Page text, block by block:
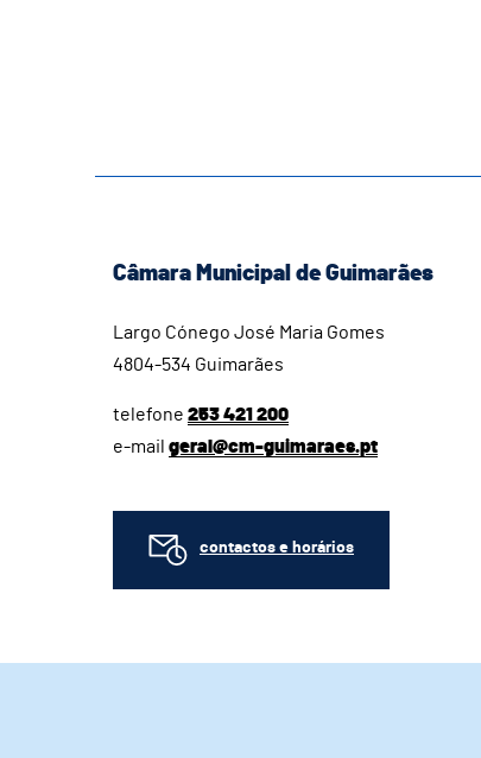
Câmara Municipal de Guimarães
Largo Cónego José Maria Gomes
4804-534 Guimarães
telefone 253 421 200
e-mail geral@cm-guimaraes.pt
contactos e horários